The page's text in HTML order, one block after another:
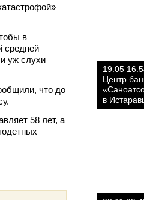
в
средней
уж слухи
что до
58 лет, а
19.05
Центр
в